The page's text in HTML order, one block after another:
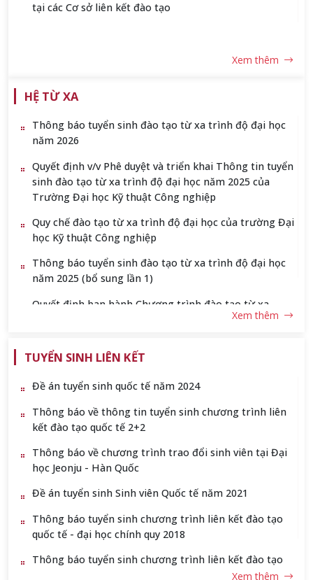
tại các Cơ sở liên kết đào tạo
Xem thêm
HỆ TỪ XA
Thông báo tuyển sinh đào tạo từ xa trình độ đại học
năm 2026
Quyết định v/v Phê duyệt và triển khai Thông tin tuyển
sinh đào tạo từ xa trình độ đại học năm 2025 của
Trường Đại học Kỹ thuật Công nghiệp
Quy chế đào tạo từ xa trình độ đại học của trường Đại
học Kỹ thuật Công nghiệp
Thông báo tuyển sinh đào tạo từ xa trình độ đại học
năm 2025 (bổ sung lần 1)
Quyết định ban hành Chương trình đào tạo từ xa
tính
Xem thêm
TUYỂN SINH LIÊN KẾT
Đề án tuyển sinh quốc tế năm 2024
Thông báo về thông tin tuyển sinh chương trình liên
kết đào tạo quốc tế 2+2
Thông báo về chương trình trao đổi sinh viên tại Đại
học Jeonju - Hàn Quốc
Đề án tuyển sinh Sinh viên Quốc tế năm 2021
Thông báo tuyển sinh chương trình liên kết đào tạo
quốc tế - đại học chính quy 2018
Thông báo tuyển sinh chương trình liên kết đào tạo
đại học chính quy và du học nước ngoài năm 2014
Xem thêm